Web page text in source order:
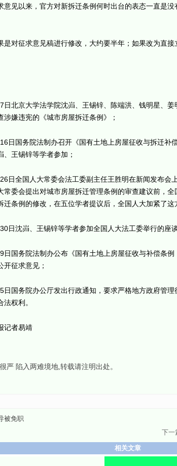
意见以来，官方对新拆迁条例何时出台的表态一直是没
是对征求意见稿进行修改，大约要半年；如果改为直接
日北京大学法学院沈岿、王锡锌、陈端洪、钱明星、姜
涉嫌违宪的《城市房屋拆迁条例》；
日国务院法制办召开《国有土地上房屋征收与拆迁补
、王锡锌等学者参加；
日全国人大常委会法工委副主任王胜明在新闻发布会
常委会提出对城市房屋拆迁管理条例的审查建议前，全
迁条例的修改，在五位学者提议后，全国人大加紧了这
日沈岿、王锡锌等学者参加全国人大法工委举行的座
日国务院法制办公布《国有土地上房屋征收与补偿条例
开征求意见；
日国务院办公厅发出行政通知，要求严格地方政府管理
权利。
记者易靖
严 陷入两难境地,转载请注明出处。
被免职
下一
相关文章